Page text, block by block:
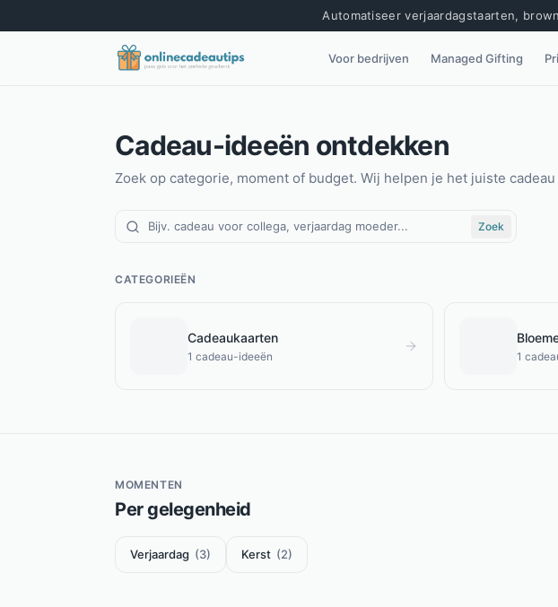
Automatiseer verjaardagstaarten,
Voor bedrijven Managed Gifting
Cadeau-ideeën ontdekken
Zoek op categorie, moment of budget. Wij helpen je het juiste
Zoek
CATEGORIEËN
Cadeaukaarten
1 cadeau-ideeën 1
MOMENTEN
Per gelegenheid
Verjaardag (3) Kerst (2)